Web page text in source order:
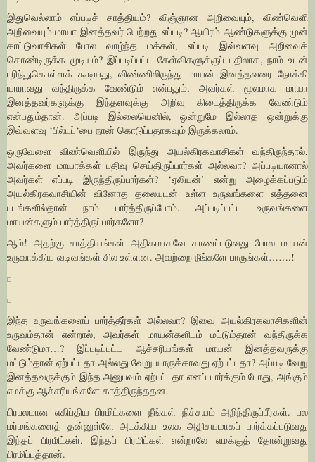
இதுவெல்லாம் எப்படிச் சாத்தியம்? விஞ்ஞான அறிவையும், விண்வெளி
அறிவையும் மாயா இனத்தவர் பெற்றது எப்படி? ஆயிரம் ஆண்டுகளுக்கு முன்
காட்டுவாசிகள் போல வாழ்ந்த மக்கள், எப்படி இவ்வளவு அறிவைக்
கொண்டிருக்க முடியும்? இப்படிப்பட்ட கேள்விகளுக்குப் பதிலாக, நாம் உடன்
புரிந்துகொள்ளக் கூடியது, விண்ணிலிருந்து மாயன் இனத்தவரை நோக்கி
யாராவது வந்திருக்க வேண்டும் என்பதும், அவர்கள் மூலமாக மாயா
இனத்தவர்களுக்கு இந்தளவுக்கு அறிவு கிடைத்திருக்க வேண்டும்
என்பதும்தான். அப்படி இல்லையெனில், ஒன்றுமே இல்லாத ஒன்றுக்கு
இவ்வளவு ‘பில்டப்‘பை நான் கொடுப்பதாகவும் இருக்கலாம்.
ஒருவேளை விண்வெளியில் இருந்து அயல்கிரகவாசிகள் வந்திருந்தால்,
அவர்களை மாயாக்கள் பதிவு செய்திருப்பார்கள் அல்லவா? அப்படியானால்
அவர்கள் எப்படி இருந்திருப்பார்கள்? ‘ஏலியன்’ என்று அழைக்கப்படும்
அயல்கிரகவாசியின் வினோத தலையுடன் உள்ள உருவங்களை எத்தனை
படங்களில்தான் நாம் பார்த்திருப்போம். அப்படிப்பட்ட உருவங்களை
மாயன்களும் பார்த்திருப்பார்களோ?
ஆம்! அதற்கு சாத்தியங்கள் அதிகமாகவே காணப்படுவது போல மாயன்
உருவாக்கிய வடிவங்கள் சில உள்ளன. அவற்றை நீங்களே பாருங்கள்…….!
இந்த உருவங்களைப் பார்த்தீர்கள் அல்லவா? இவை அயல்கிரகவாசிகளின்
உருவம்தான் என்றால், அவர்கள் மாயன்களிடம் மட்டும்தான் வந்திருக்க
வேண்டுமா…? இப்படிப்பட்ட ஆச்சரியங்கள் மாயன் இனத்தவருக்கு
மட்டும்தான் ஏற்பட்டதா அல்லது வேறு யாருக்காவது ஏற்பட்டதா? அப்படி வேறு
இனத்தவருக்கும் இந்த அனுபவம் ஏற்பட்டதா எனப் பார்க்கும் போது, அங்கும்
எமக்கு ஆச்சரியங்களே காத்திருந்ததன.
பிரபலமான எகிப்திய பிரமிட்களை நீங்கள் நிச்சயம் அறிந்திருப்பீர்கள். பல
மர்மங்களைத் தன்னுள்ளே அடக்கிய உலக அதிசயமாகப் பார்க்கப்படுவது
இந்தப் பிரமிட்கள். இந்தப் பிரமிட்கள் என்றாலே எமக்குத் தோன்றுவது
பிரமிப்புத்தான்.